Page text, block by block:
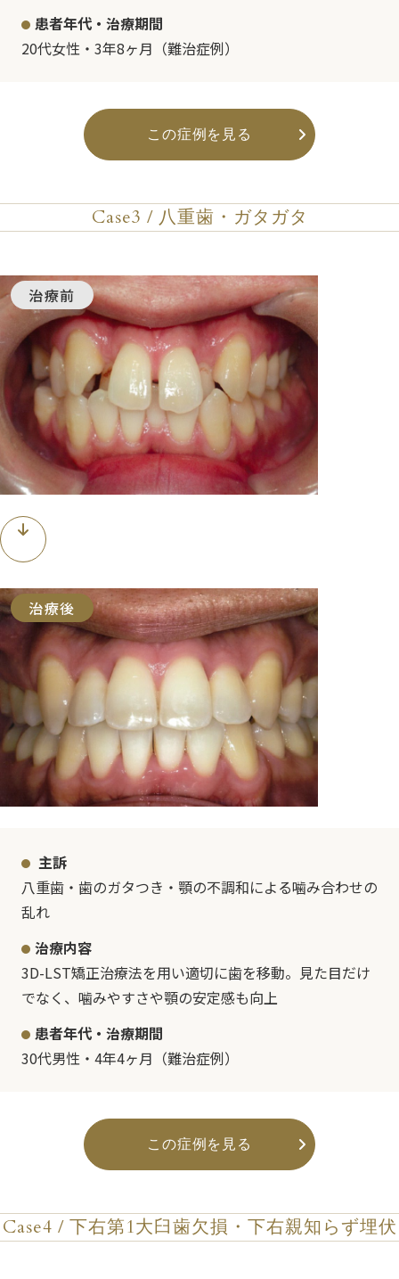
患者年代・治療期間
20代女性・3年8ヶ月（難治症例）
この症例を見る
Case3 / 八重歯・ガタガタ
治療前
治療後
主訴
八重歯・歯のガタつき・顎の不調和による噛み合わせの
乱れ
治療内容
3D-LST矯正治療法を用い適切に歯を移動。見た目だけ
でなく、噛みやすさや顎の安定感も向上
患者年代・治療期間
30代男性・4年4ヶ月（難治症例）
この症例を見る
Case4 / 下右第1大臼歯欠損・下右親知らず埋伏